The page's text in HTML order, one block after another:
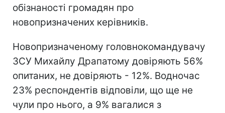
обізнаності громадян про
новопризначених керівників.
Новопризначеному головнокомандувачу
ЗСУ Михайлу Драпатому довіряють 56%
опитаних, не довіряють - 12%. Водночас
23% респондентів відповіли, що ще не
чули про нього, а 9% вагалися з